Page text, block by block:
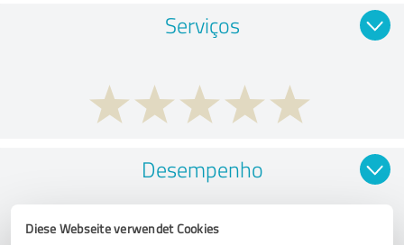
Diese Webseite verwendet Cookies
Serviços
Desempenho